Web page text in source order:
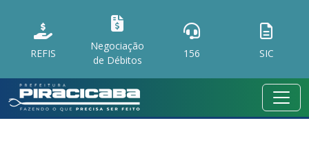
REFIS
Negociação
de Débitos
156 SIC